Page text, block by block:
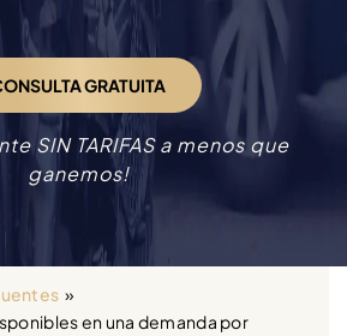
GRATUITA
SIN TARIFAS a menos que
ganemos!
»
en una demanda por